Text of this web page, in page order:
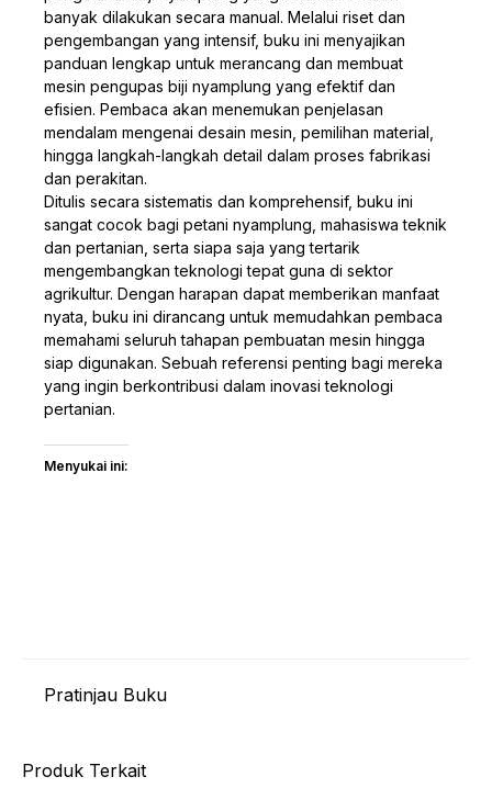
banyak dilakukan secara manual. Melalui riset dan
pengembangan yang intensif, buku ini menyajikan
panduan lengkap untuk merancang dan membuat
mesin pengupas biji nyamplung yang efektif dan
efisien. Pembaca akan menemukan penjelasan
mendalam mengenai desain mesin, pemilihan material,
hingga langkah-langkah detail dalam proses fabrikasi
dan perakitan.
Ditulis secara sistematis dan komprehensif, buku ini
sangat cocok bagi petani nyamplung, mahasiswa teknik
dan pertanian, serta siapa saja yang tertarik
mengembangkan teknologi tepat guna di sektor
agrikultur. Dengan harapan dapat memberikan manfaat
nyata, buku ini dirancang untuk memudahkan pembaca
memahami seluruh tahapan pembuatan mesin hingga
siap digunakan. Sebuah referensi penting bagi mereka
yang ingin berkontribusi dalam inovasi teknologi
pertanian.
Menyukai ini:
Pratinjau Buku
Produk Terkait